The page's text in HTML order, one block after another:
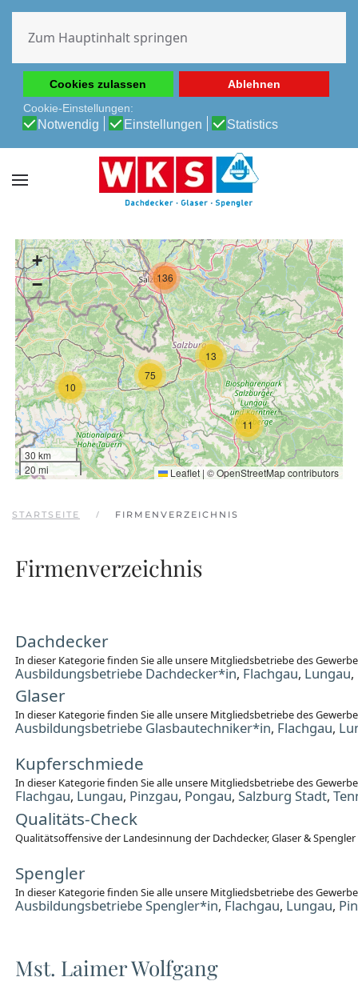
Erfahrung auf unserer Website zu ermöglichen.
Cookie-Richtlinie
Datenschutz-Bestimmungen
Cookies zulassen
Ablehnen
Cookie-Einstellungen:
Notwendig Einstellungen Statistics
Zum Hauptinhalt springen
10
11
13
75
136
+
−
30 km
20 mi
Leaflet | ©OpenStreetMapcontributors
STARTSEITE FIRMENVERZEICHNIS
Firmenverzeichnis
Dachdecker
In dieser Kategorie finden Sie alle unsere Mitgliedsbetriebe des
Ausbildungsbetriebe Dachdecker*in, Flachgau, Lungau,
Glaser
In dieser Kategorie finden Sie alle unsere Mitgliedsbetriebe des
Ausbildungsbetriebe Glasbautechniker*in, Flachgau,
Kupferschmiede
In dieser Kategorie finden Sie alle unsere Mitgliedsbetriebe des
Flachgau, Lungau, Pinzgau, Pongau, Salzburg Stadt,
Qualitäts-Check
Qualitätsoffensive der Landesinnung der Dachdecker, Glaser & Spengler
Spengler
In dieser Kategorie finden Sie alle unsere Mitgliedsbetriebe des
Ausbildungsbetriebe Spengler*in, Flachgau, Lungau,
Mst. Laimer Wolfgang